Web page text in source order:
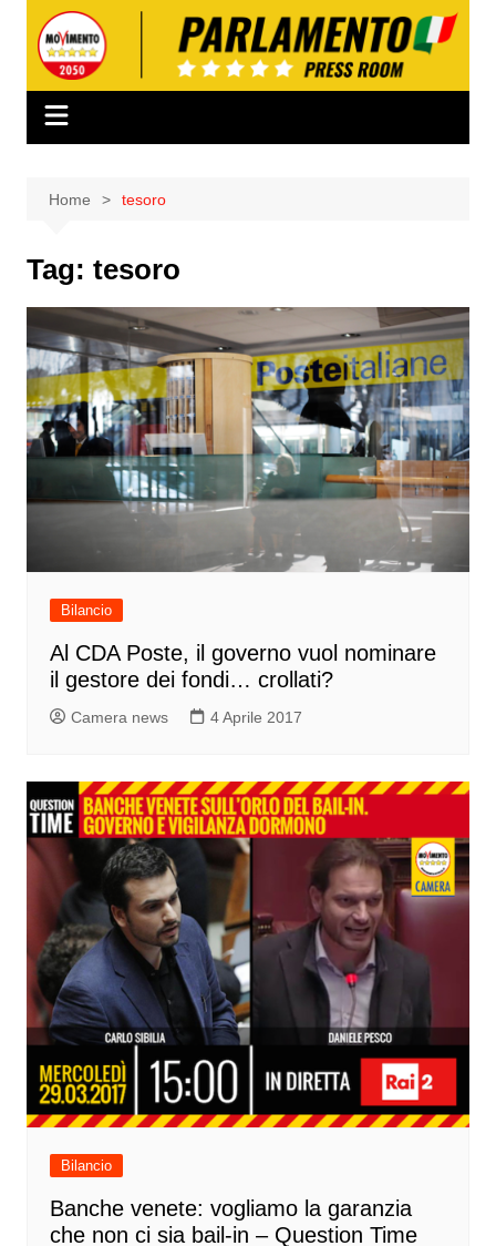
contenuto
Home tesoro
Tag: tesoro
Bilancio
Al CDA Poste, il governo vuol nominare
il gestore dei fondi… crollati?
Camera news 4 Aprile 2017
Bilancio
Banche venete: vogliamo la garanzia
che non ci sia bail-in – Question Time